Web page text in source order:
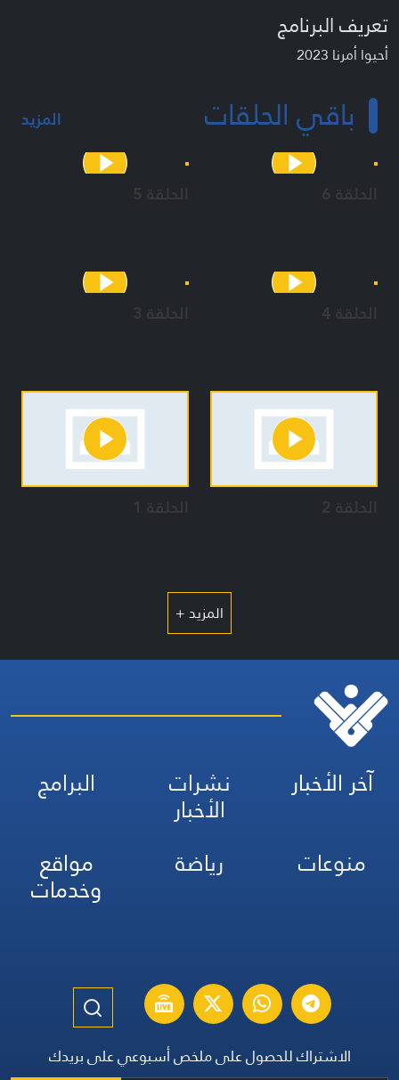
تعريف البرنامج
أحيوا أمرنا 2023
باقي الحلقات المزيد
الحلقة 6 الحلقة 5
الحلقة 4 الحلقة 3
الحلقة 2 الحلقة 1
المزيد +
آخر الأخبار نشرات
الأخبار
البرامج
منوعات
رياضة مواقع
وخدمات
الاشتراك للحصول على ملخص أسبوعي على بريدك